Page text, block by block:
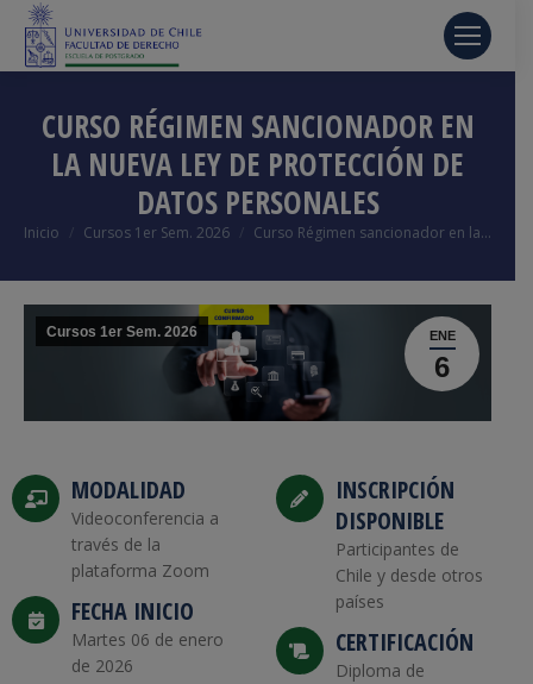
CURSO RÉGIMEN SANCIONADOR EN
LA NUEVA LEY DE PROTECCIÓN DE
DATOS PERSONALES
Estás aquí:
Inicio Cursos 1er Sem. 2026 Curso Régimen sancionador en la…
ENE
6
Cursos 1er Sem. 2026
MODALIDAD
Videoconferencia a
través de la
plataforma Zoom
FECHA INICIO
Martes 06 de enero
de 2026
INSCRIPCIÓN
DISPONIBLE
Participantes de
Chile y desde otros
países
CERTIFICACIÓN
Diploma de